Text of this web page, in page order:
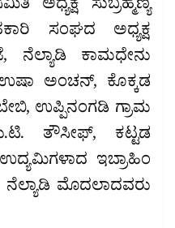
ಅಧ್ಯಕ್ಷ ಸುಬ್ರಹ್ಮಣ್ಯ
ಸಂಘದ ಅಧ್ಯಕ್ಷ
ನೆಲ್ಯಾಡಿ ಕಾಮಧೇನು
ಅಂಚನ್, ಕೊಕ್ಕಡ
ಉಪ್ಪಿನಂಗಡಿ ಗ್ರಾಮ
ತೌಸೀಫ್, ಕಟ್ಟಡ
ಇಬ್ರಾಹಿಂ
ಮೊದಲಾದವರು